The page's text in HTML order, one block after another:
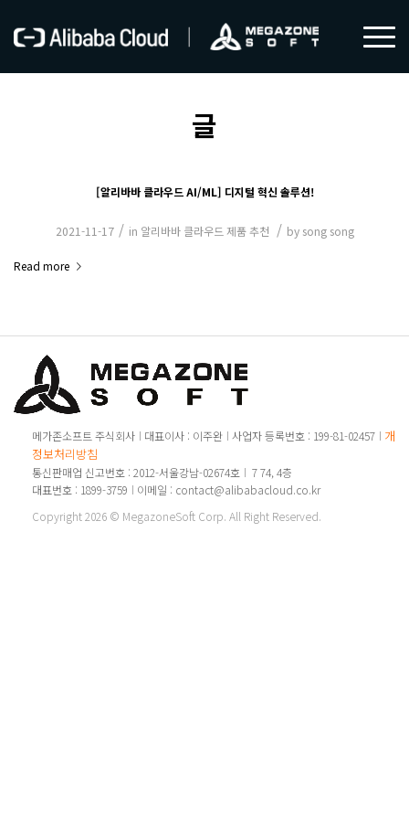
글
[알리바바 클라우드 AI/ML] 디지털 혁신 솔루션!
2021-11-17 / in 알리바바 클라우드 제품 추천 / by song song
Read more
메가존소프트 주식회사 대표이사 : 이주완 사업자 등록번호 : 199-81-02457
개인
정보처리방침
통신판매업 신고번호 : 2012-서울강남-02674호
7 74, 4층
대표번호 : 1899-3759
이메일 : contact@alibabacloud.co.kr
Copyright 2026 © MegazoneSoft Corp. All Right Reserved.